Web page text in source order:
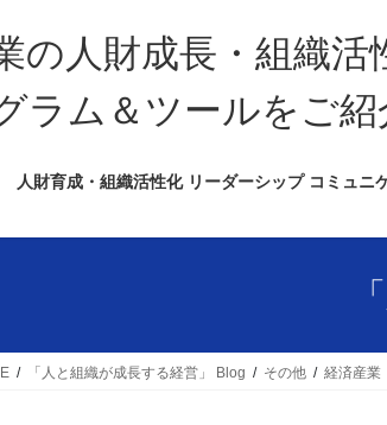
の人財成長・組織
ラム＆ツールをご
人財育成・組織活性化 リーダーシップ コミュニ
「人と組織が成長する経営」 Blog その他 経済産業